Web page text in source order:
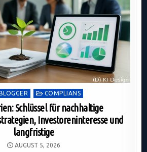
COMPLIANS
Schlüssel für nachhaltige
Investoreninteresse und
langfristige
AUGUST 5, 2026